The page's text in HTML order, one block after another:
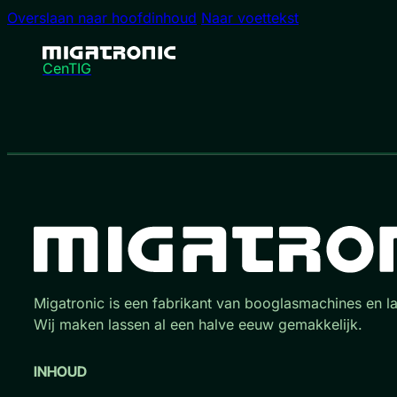
Overslaan naar hoofdinhoud Naar voettekst
CenTIG
Migatronic is een fabrikant van booglasmachines en
Wij maken lassen al een halve eeuw gemakkelijk.
INHOUD